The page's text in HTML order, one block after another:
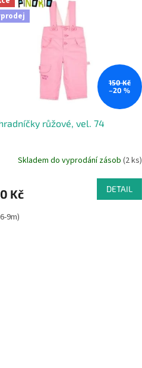
150 Kč
–20 %
růžové, vel. 74
Skladem do vyprodání zásob (2 ks)
Kč DETAIL
9m)